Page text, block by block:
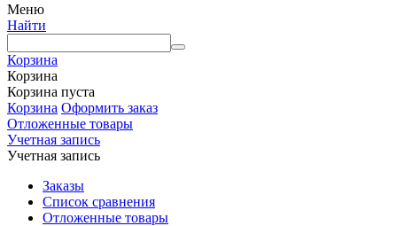
Меню
Найти
Корзина
Корзина
Корзина пуста
Корзина Оформить заказ
Отложенные товары
Учетная запись
Учетная запись
Заказы
Список сравнения
Отложенные товары